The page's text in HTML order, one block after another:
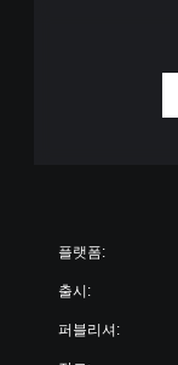
플랫폼:
출시:
퍼블리셔: